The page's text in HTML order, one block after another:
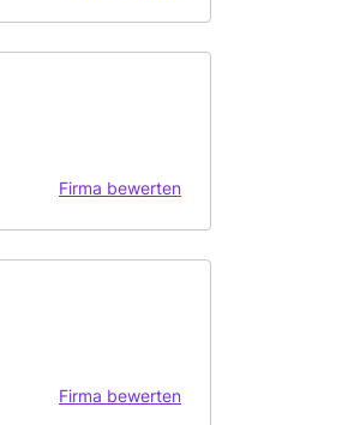
Firma bewerten
Firma bewerten